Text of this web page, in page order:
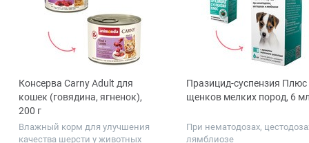
Консерва Carny Adult для
кошек (говядина, ягненок),
200 г
Влажный корм для улучшения
качества шерсти у животных
Празицид-суспензия Плюс
щенков мелких пород, 6 мл
При нематодозах,
лямблиозе